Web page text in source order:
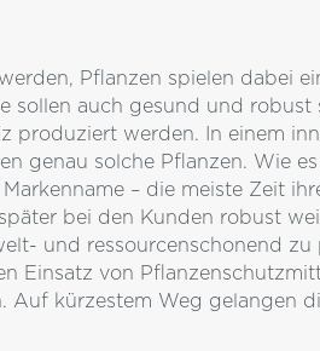
Pflanzen spielen dabei
sollen auch gesund und robust
produziert werden. In einem
genau solche Pflanzen. Wie
– die meiste Zeit
bei den Kunden robust
und ressourcenschonend zu
Einsatz von
Auf kürzestem Weg gelangen